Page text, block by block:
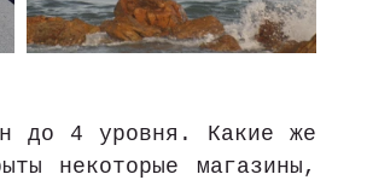
до 4 уровня. Какие же
некоторые магазины,